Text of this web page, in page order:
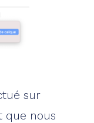
sur
que nous